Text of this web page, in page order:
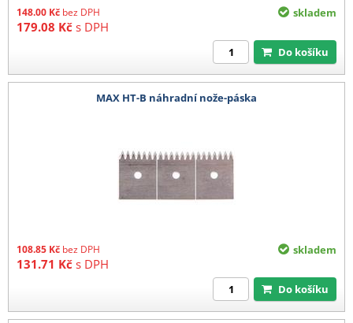
148.00 Kč bez DPH
179.08 Kč s DPH
skladem
Do košíku
MAX HT-B náhradní nože-páska
108.85 Kč bez DPH
131.71 Kč s DPH
skladem
Do košíku